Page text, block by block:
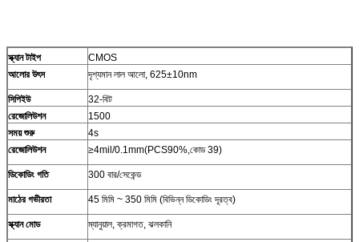
স্ক্যান টাইপ
CMOS
আলোর উৎস
দৃশ্যমান লাল আলো, 625±10nm
সিপিইউ
32-বিট
রেজোলিউশন
1500
সময় শুরু
4s
রেজোলিউশন
≥4mil/0.1mm(PCS90%,কোড 39)
ডিকোডিং গতি 300 বার/সেকেন্ড
মাঠের গভীরতা 45 মিমি ~ 350 মিমি (বিভিন্ন ডিকোডিং দূরত্ব)
স্ক্যান মোড ম্যানুয়াল, ক্রমাগত, ঝলকানি